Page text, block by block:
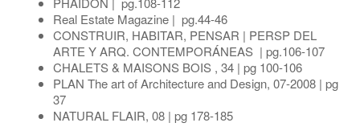
Real Estate Magazine | pg.44-46
CONSTRUIR, HABITAR, PENSAR | PERSP DEL
ARTE Y ARQ. CONTEMPORÁNEAS | pg.106-107
CHALETS & MAISONS BOIS , 34 | pg 100-106
PLAN The art of Architecture and Design, 07-2008 | pg
37
NATURAL FLAIR, 08 | pg 178-185